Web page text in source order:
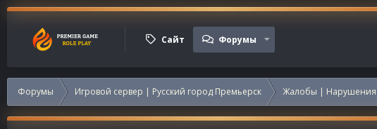
Сайт Форумы
Форумы Игровой сервер | Русский город Премьерск Жалобы |